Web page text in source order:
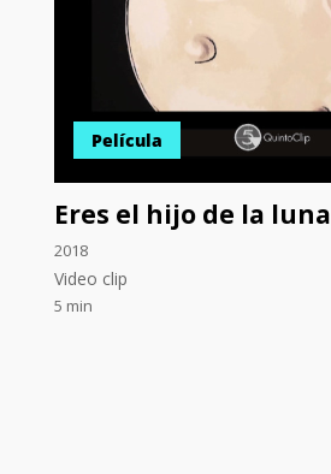
Película
Eres el hijo de la luna
2018
Video clip
5 min